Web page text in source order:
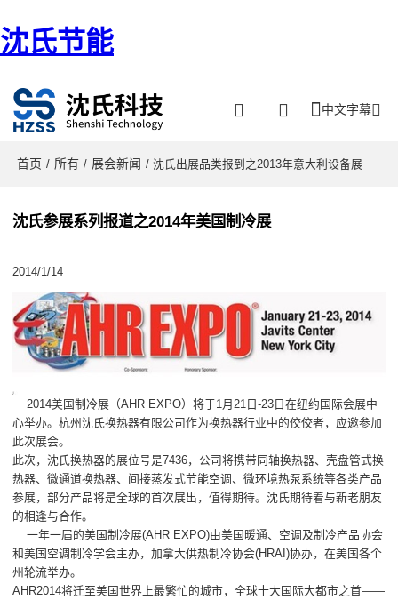
沈氏节能
中文字幕
首页 / 所有 / 展会新闻 / 沈氏出展品类报到之2013年意大利设备展
沈氏参展系列报道之2014年美国制冷展
2014/1/14
2014美国制冷展（AHR EXPO）将于1月21日-23日在纽约国际会展中
心举办。杭州沈氏换热器有限公司作为换热器行业中的佼佼者，应邀参加
此次展会。
此次，沈氏换热器的展位号是7436，公司将携带同轴换热器、壳盘管式换
热器、微通道换热器、间接蒸发式节能空调、微环境热泵系统等各类产品
参展，部分产品将是全球的首次展出，值得期待。沈氏期待着与新老朋友
的相逢与合作。
一年一届的美国制冷展(AHR EXPO)由美国暖通、空调及制冷产品协会
和美国空调制冷学会主办，加拿大供热制冷协会(HRAI)协办，在美国各个
州轮流举办。
AHR2014将迁至美国世界上最繁忙的城市，全球十大国际大都市之首——